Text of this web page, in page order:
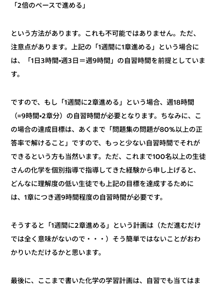
「2倍のペースで進める」
という方法があります。これも不可能ではありません。ただ、
注意点があります。上記の「1週間に1章進める」という場合に
は、「1日3時間×週3日＝週9時間」の自習時間を前提としていま
す。
ですので、もし「1週間に2章進める」という場合、週18時間
（=9時間×2章分）の自習時間が必要となります。ちなみに、こ
の場合の達成目標は、あくまで「問題集の問題が80%以上の正
答率で解けること」ですので、もっと少ない自習時間でそれが
できるという方も当然います。ただ、これまで100名以上の生徒
さんの化学を個別指導で指導してきた経験から申し上げると、
どんなに理解度の低い生徒でも上記の目標を達成するために
は、1章につき週9時間程度の自習時間が必要です。
そうすると「1週間に2章進める」という計画は（ただ進むだけ
では全く意味がないので・・・）そう簡単ではないことがおわ
かりいただけるかと思います。
最後に、ここまで書いた化学の学習計画は、自習でも当てはま